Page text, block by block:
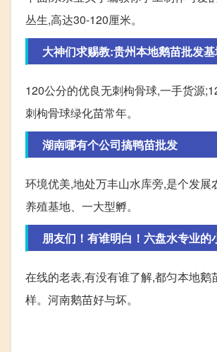
丛生,高达30-120厘米。
大神们求赐教:贵州本地鹅苗批发
120公分的优良无刺枸骨球,一手货源
刺枸骨球绿化苗常年。
湖南哪有个公司搞鸭苗批发
环境优美,地处万丰山水库旁,是个发
养殖基地、一大型孵。
朋友们！有谁明白！六盘水专业
在线的老表,有没有谁了解,都匀本地
样。河南鹅苗好与坏。